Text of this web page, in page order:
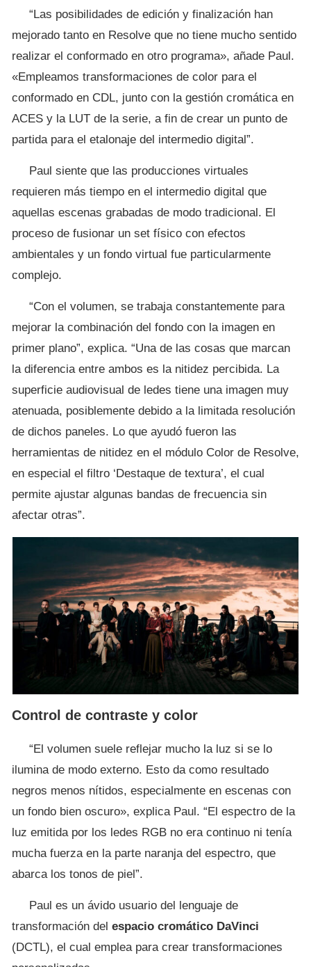
“Las posibilidades de edición y finalización han
mejorado tanto en Resolve que no tiene mucho sentido
realizar el conformado en otro programa», añade Paul.
«Empleamos transformaciones de color para el
conformado en CDL, junto con la gestión cromática en
ACES y la LUT de la serie, a fin de crear un punto de
partida para el etalonaje del intermedio digital”.
Paul siente que las producciones virtuales
requieren más tiempo en el intermedio digital que
aquellas escenas grabadas de modo tradicional. El
proceso de fusionar un set físico con efectos
ambientales y un fondo virtual fue particularmente
complejo.
“Con el volumen, se trabaja constantemente para
mejorar la combinación del fondo con la imagen en
primer plano”, explica. “Una de las cosas que marcan
la diferencia entre ambos es la nitidez percibida. La
superficie audiovisual de ledes tiene una imagen muy
atenuada, posiblemente debido a la limitada resolución
de dichos paneles. Lo que ayudó fueron las
herramientas de nitidez en el módulo Color de Resolve,
en especial el filtro ‘Destaque de textura’, el cual
permite ajustar algunas bandas de frecuencia sin
afectar otras”.
Control de contraste y color
“El volumen suele reflejar mucho la luz si se lo
ilumina de modo externo. Esto da como resultado
negros menos nítidos, especialmente en escenas con
un fondo bien oscuro», explica Paul. “El espectro de la
luz emitida por los ledes RGB no era continuo ni tenía
mucha fuerza en la parte naranja del espectro, que
abarca los tonos de piel”.
Paul es un ávido usuario del lenguaje de
transformación del espacio cromático DaVinci
(DCTL), el cual emplea para crear transformaciones